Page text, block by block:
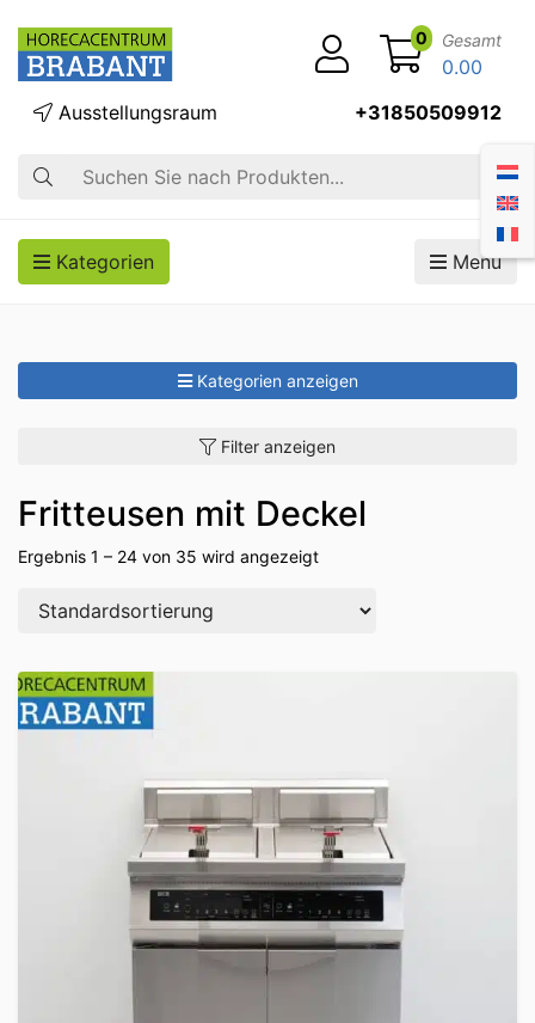
Suche
Ausstellungsraum +31850509912
0 Gesamt
0.00
Kategorien Menü
Kategorien anzeigen
Filter anzeigen
Fritteusen mit Deckel
Ergebnis 1 – 24 von 35 wird angezeigt